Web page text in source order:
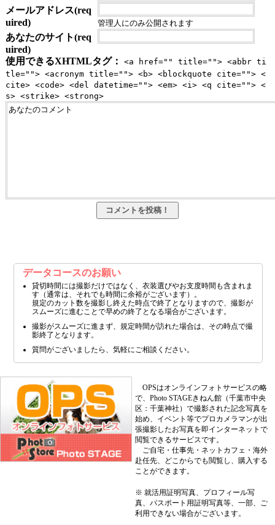
メールアドレス(req
uired)
管理人にのみ公開されます
あなたのサイト(req
uired)
使用できるXHTMLタグ：
<a href="" title=""> <abbr ti
tle=""> <acronym title=""> <b> <blockquote cite=""> <
cite> <code> <del datetime=""> <em> <i> <q cite=""> <
s> <strike> <strong>
データコースのお願い
貸切時間には撮影だけではなく、衣装選びやお支度時間も含まれま
す（通常は、それでも時間に余裕がございます）。
規定のカット数を撮影し終えた時点で終了となりますので、撮影が
スムーズに進むことで早めの終了となる場合がございます。
撮影がスムーズに進まず、規定時間が訪れた場合は、その時点で撮
影終了となります。
質問がございましたら、気軽にご相談ください。
OPSはオンラインフォトサービスの略
で、Photo STAGEきねん館（千葉市中央
区：千葉神社）で撮影された記念写真を
始め、イベント等でプロカメラマンが出
張撮影したお写真を即インターネットで
閲覧できるサービスです。
ご自宅・仕事先・ネットカフェ・海外
赴任先、どこからでも閲覧し、購入する
ことができます。
※ 就活用証明写真、プロフィール写
真、パスポート用証明写真等、一部、ご
利用できない場合がございます。